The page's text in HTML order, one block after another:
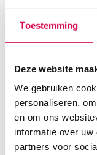
Toestemming
Deze website
We gebruiken
personaliseren,
en om ons
informatie over
partners voor
Petrischalen
zonder nokken